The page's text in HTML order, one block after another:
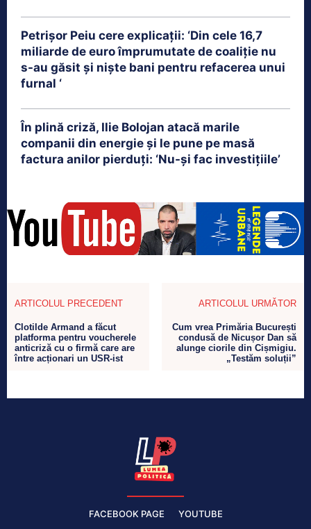
Petrişor Peiu cere explicații: ‘Din cele 16,7
miliarde de euro împrumutate de coaliţie nu
s-au găsit şi nişte bani pentru refacerea unui
furnal ‘
În plină criză, Ilie Bolojan atacă marile
companii din energie și le pune pe masă
factura anilor pierduți: ‘Nu-și fac investițiile’
ARTICOLUL PRECEDENT
Clotilde Armand a făcut
platforma pentru voucherele
anticriză cu o firmă care are
între acționari un USR-ist
ARTICOLUL URMĂTOR
Cum vrea Primăria București
condusă de Nicușor Dan să
alunge ciorile din Cișmigiu.
„Testăm soluții”
FACEBOOK PAGE YOUTUBE